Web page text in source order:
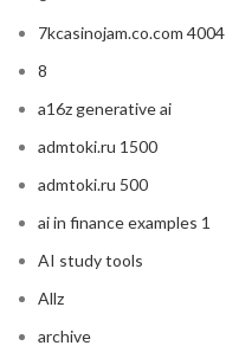
7kcasinojam.co.com 4004
8
a16z generative ai
admtoki.ru 1500
admtoki.ru 500
ai in finance examples 1
AI study tools
Allz
archive